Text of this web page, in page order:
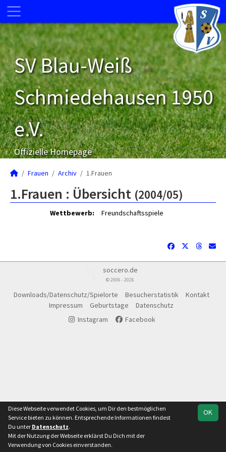
SV Blau-Weiß
Schmiedehausen 1950
e.V.
Offizielle Homepage
Frauen Archiv 1.Frauen
Team
1.Frauen : Übersicht (2004/05)
Wettbewerb: Freundschaftsspiele
soccero.de
© 2006 - 2026
Downloads/Datenschutz/Spielorte Besucherstatistik
Kontakt
Impressum
Geburtstage
Datenschutz
Instagram
Facebook
OK
Diese Webseite verwendet Cookies, um Dir den bestmöglichen
Service bieten zu können. Entsprechende Informationen findest
Du unter Datenschutz.
Mit der Nutzung der Webseite erklärst Du Dich mit der
Verwendung von Cookies einverstanden.